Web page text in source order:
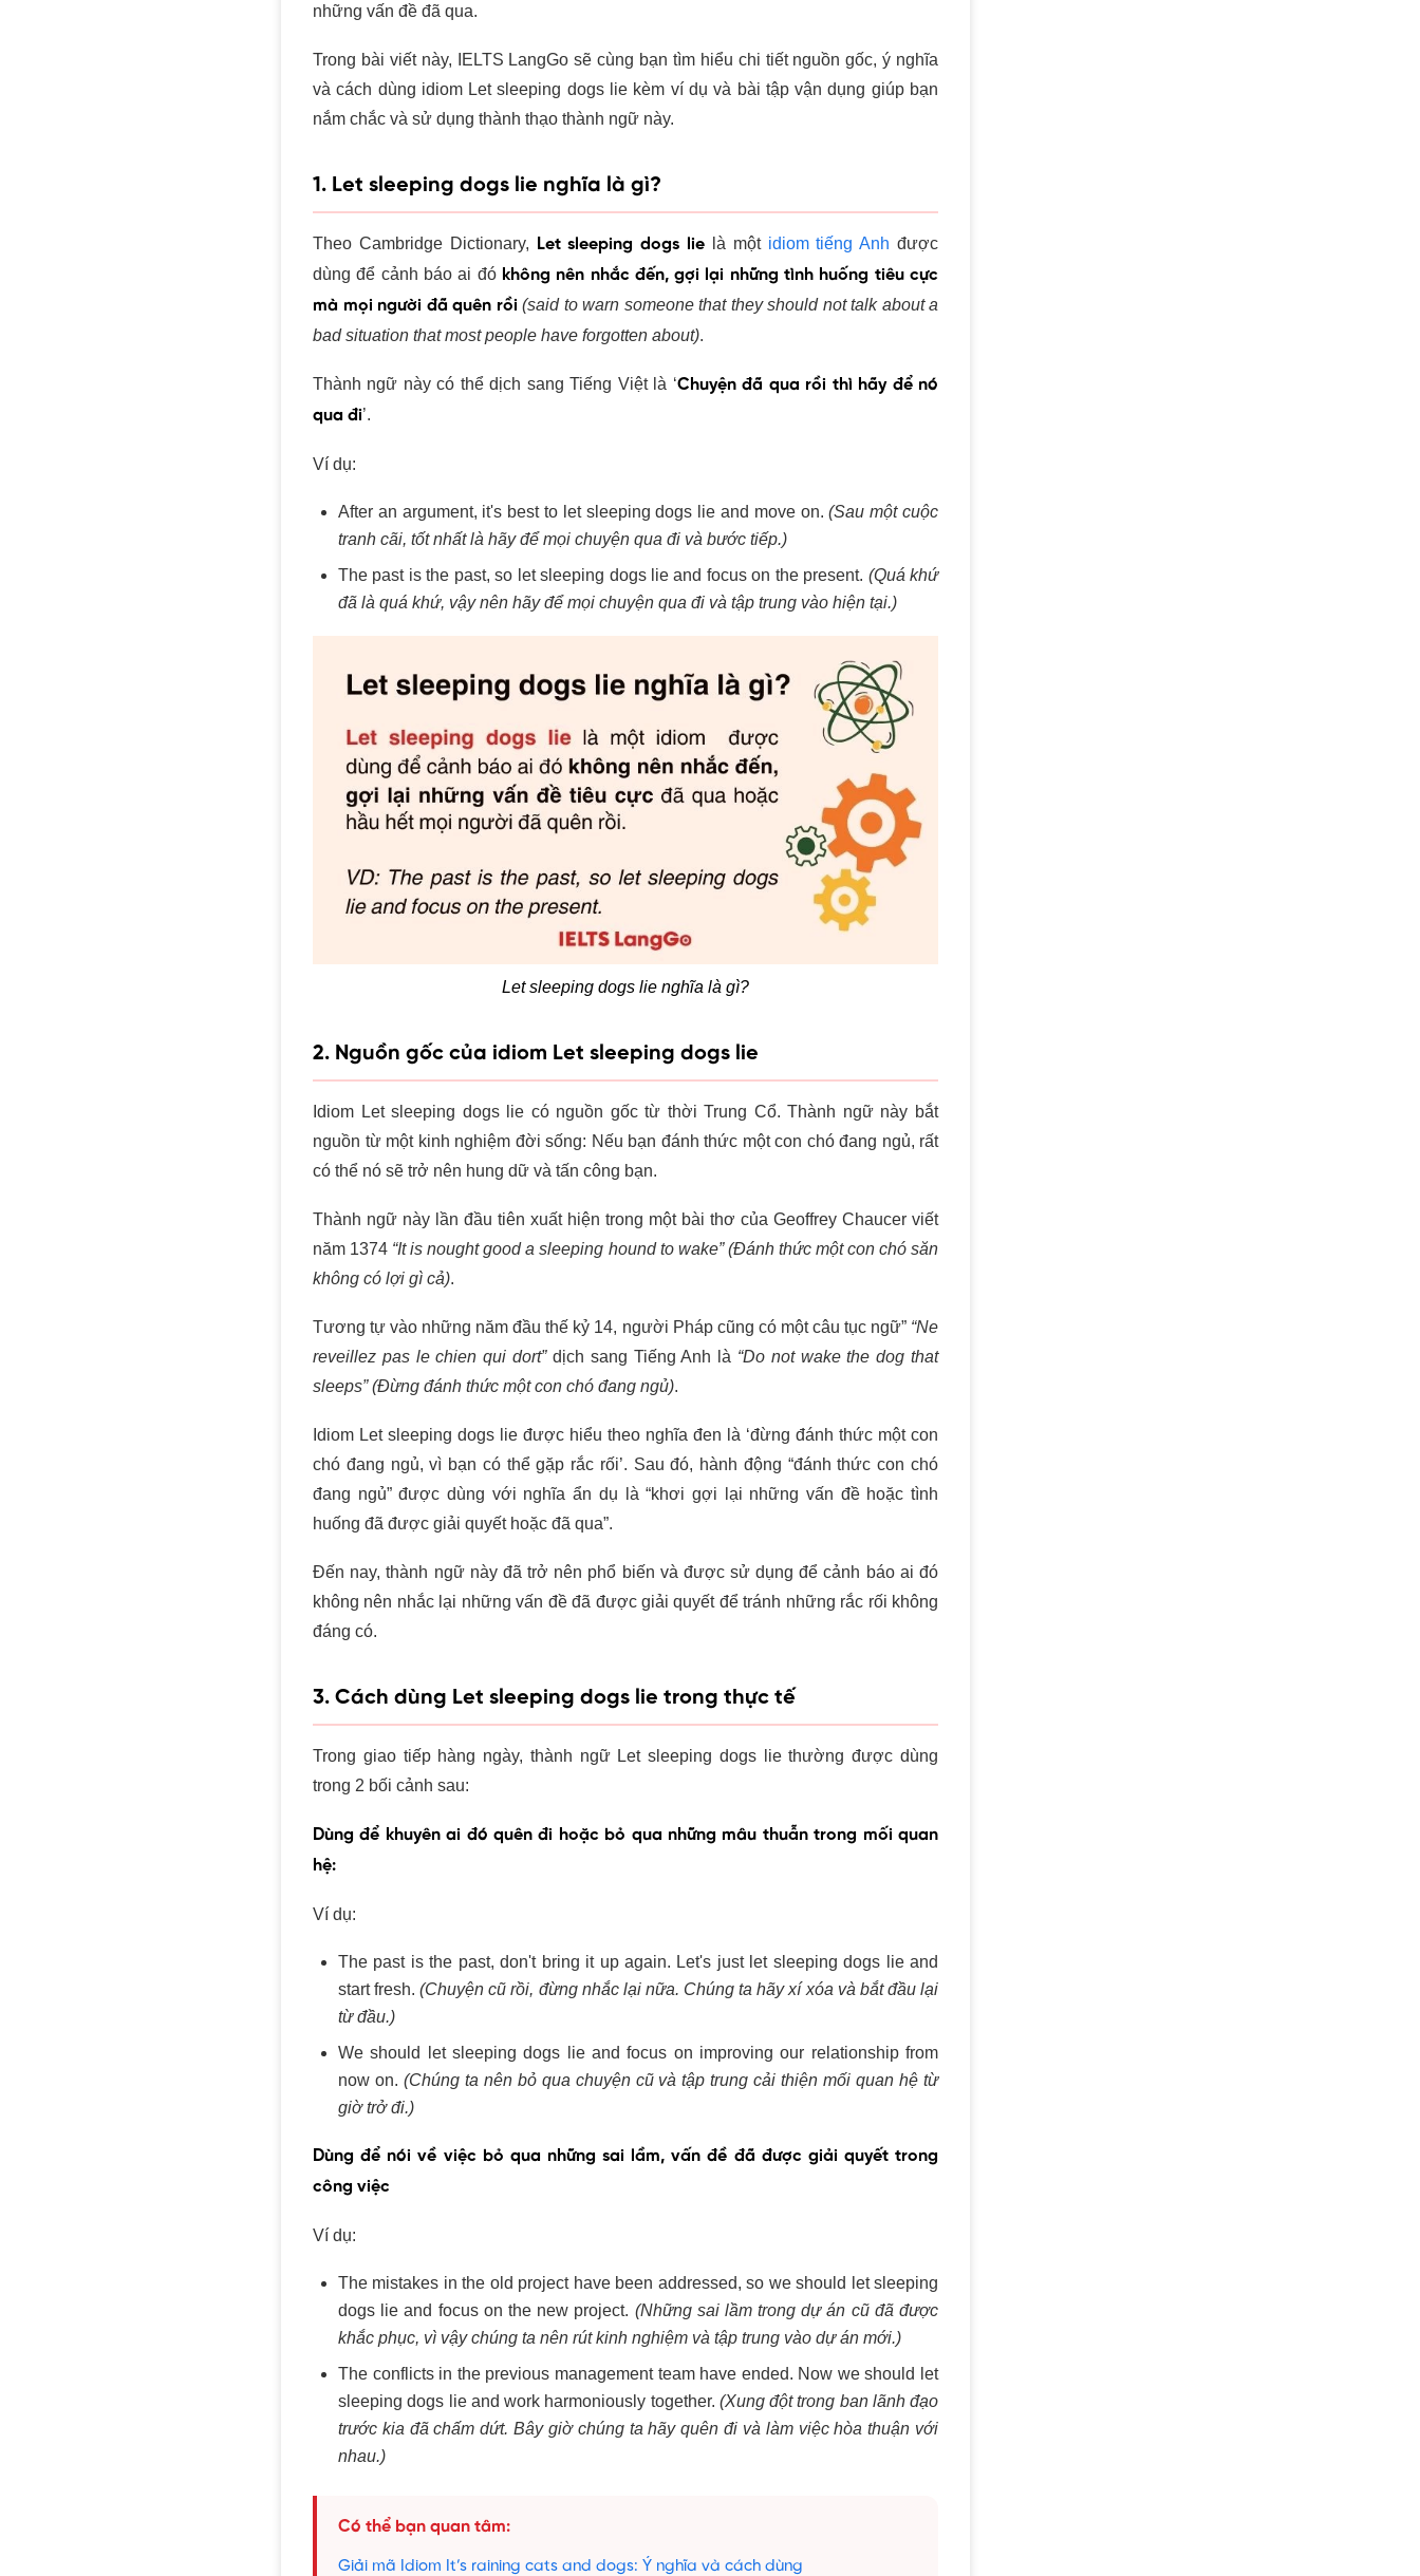
những vấn đề đã qua.
Trong bài viết này, IELTS LangGo sẽ cùng bạn tìm hiểu chi tiết nguồn gốc, ý nghĩa
và cách dùng idiom Let sleeping dogs lie kèm ví dụ và bài tập vận dụng giúp bạn
nắm chắc và sử dụng thành thạo thành ngữ này.
1. Let sleeping dogs lie nghĩa là gì?
Theo Cambridge Dictionary, Let sleeping dogs lie là một idiom tiếng Anh được
dùng để cảnh báo ai đó không nên nhắc đến, gợi lại những tình huống tiêu cực
mà mọi người đã quên rồi (said to warn someone that they should not talk about a
bad situation that most people have forgotten about).
Thành ngữ này có thể dịch sang Tiếng Việt là ‘Chuyện đã qua rồi thì hãy để nó
qua đi’.
Ví dụ:
After an argument, it's best to let sleeping dogs lie and move on.(Sau một cuộc
tranh cãi, tốt nhất là hãy để mọi chuyện qua đi và bước tiếp.)
The past is the past, so let sleeping dogs lie and focus on the present. (Quá khứ
đã là quá khứ, vậy nên hãy để mọi chuyện qua đi và tập trung vào hiện tại.)
Let sleeping dogs lie nghĩa là gì?
2. Nguồn gốc của idiom Let sleeping dogs lie
Idiom Let sleeping dogs lie có nguồn gốc từ thời Trung Cổ. Thành ngữ này bắt
nguồn từ một kinh nghiệm đời sống: Nếu bạn đánh thức một con chó đang ngủ, rất
có thể nó sẽ trở nên hung dữ và tấn công bạn.
Thành ngữ này lần đầu tiên xuất hiện trong một bài thơ của Geoffrey Chaucer viết
năm 1374 “It is nought good a sleeping hound to wake” (Đánh thức một con chó săn
không có lợi gì cả).
Tương tự vào những năm đầu thế kỷ 14, người Pháp cũng có một câu tục ngữ” “Ne
reveillez pas le chien qui dort”dịch sang Tiếng Anh là “Do not wake the dog that
sleeps” (Đừng đánh thức một con chó đang ngủ).
Idiom Let sleeping dogs lie được hiểu theo nghĩa đen là ‘đừng đánh thức một con
chó đang ngủ, vì bạn có thể gặp rắc rối’. Sau đó, hành động “đánh thức con chó
đang ngủ” được dùng với nghĩa ẩn dụ là “khơi gợi lại những vấn đề hoặc tình
huống đã được giải quyết hoặc đã qua”.
Đến nay, thành ngữ này đã trở nên phổ biến và được sử dụng để cảnh báo ai đó
không nên nhắc lại những vấn đề đã được giải quyết để tránh những rắc rối không
đáng có.
3. Cách dùng Let sleeping dogs lie trong thực tế
Trong giao tiếp hàng ngày, thành ngữ Let sleeping dogs lie thường được dùng
trong 2 bối cảnh sau:
Dùng để khuyên ai đó quên đi hoặc bỏ qua những mâu thuẫn trong mối quan
hệ:
Ví dụ:
The past is the past, don't bring it up again. Let's just let sleeping dogs lie and
start fresh.(Chuyện cũ rồi, đừng nhắc lại nữa. Chúng ta hãy xí xóa và bắt đầu lại
từ đầu.)
We should let sleeping dogs lie and focus on improving our relationship from
now on. (Chúng ta nên bỏ qua chuyện cũ và tập trung cải thiện mối quan hệ từ
giờ trở đi.)
Dùng để nói về việc bỏ qua những sai lầm, vấn đề đã được giải quyết trong
công việc
Ví dụ:
The mistakes in the old project have been addressed, so we should let sleeping
dogs lie and focus on the new project. (Những sai lầm trong dự án cũ đã được
khắc phục, vì vậy chúng ta nên rút kinh nghiệm và tập trung vào dự án mới.)
The conflicts in the previous management team have ended. Now we should let
sleeping dogs lie and work harmoniously together. (Xung đột trong ban lãnh đạo
trước kia đã chấm dứt. Bây giờ chúng ta hãy quên đi và làm việc hòa thuận với
nhau.)
Có thể bạn quan tâm:
Giải mã Idiom It’s raining cats and dogs: Ý nghĩa và cách dùng